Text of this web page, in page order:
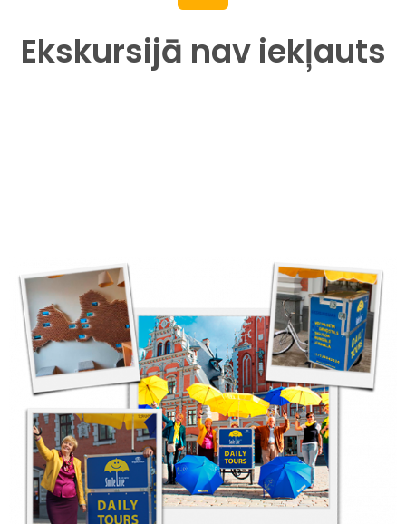
Ekskursijā nav iekļauts